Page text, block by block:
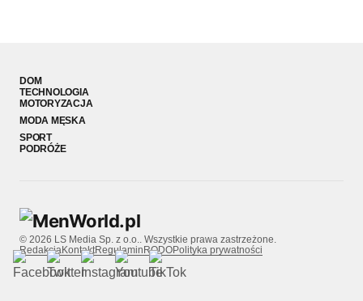
DOM
TECHNOLOGIA
MOTORYZACJA
MODA MĘSKA
SPORT
PODRÓŻE
© 2026 LS Media Sp. z o.o.. Wszystkie prawa zastrzeżone.
RedakcjaKontaktRegulamin RODOPolityka prywatności